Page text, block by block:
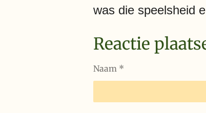
was die speelsheid
Reactie
Naam *